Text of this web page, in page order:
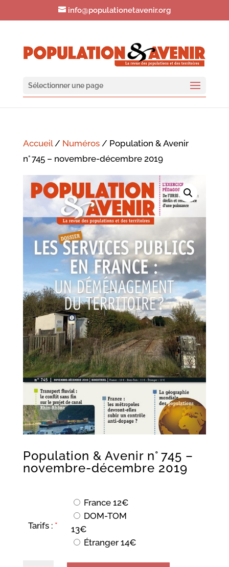
info@populationetavenir.org
Sélectionner une page
Accueil/ Numéros/ Population & Avenir
n° 745 – novembre-décembre 2019
Population & Avenir n° 745 –
novembre-décembre 2019
Tarifs : *
France 12€
DOM-TOM
13€
Étranger 14€